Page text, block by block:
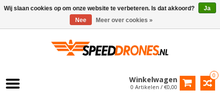
0
Winkelwagen
0 Artikelen / €0,00
Wij slaan cookies op om onze website te verbeteren. Is dat akkoord?
Ja
Nee
Meer over cookies »